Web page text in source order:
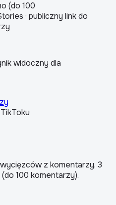
(do 100
· publiczny link do
widoczny dla
z komentarzy. 3
100 komentarzy).